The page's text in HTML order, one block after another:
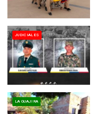
JUDICIALES
LA GUAJIRA